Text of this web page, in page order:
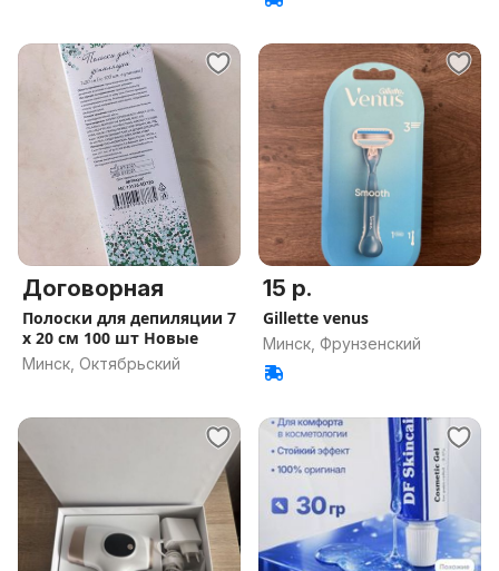
Договорная
Полоски для депиляции 7
х 20 см 100 шт Новые
Минск, Октябрьский
15 р.
Gillette venus
Минск, Фрунзенский